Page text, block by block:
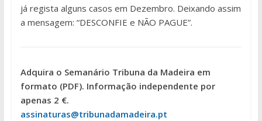
já regista alguns casos em Dezembro. Deixando assim
a mensagem: “DESCONFIE e NÃO PAGUE”.
Adquira o Semanário Tribuna da Madeira em
formato (PDF). Informação independente por
apenas 2 €.
assinaturas@tribunadamadeira.pt